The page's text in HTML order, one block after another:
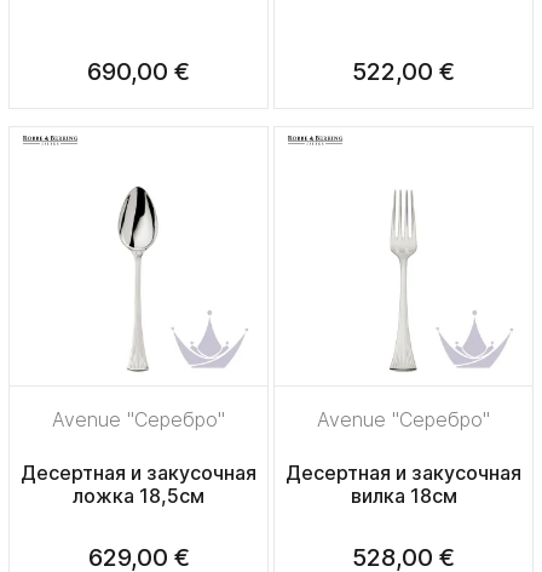
690,00 € 522,00 €
Avenue "Серебро"
Десертная и закусочная
ложка 18,5см
629,00 €
Avenue "Серебро"
Десертная и закусочная
вилка 18см
528,00 €